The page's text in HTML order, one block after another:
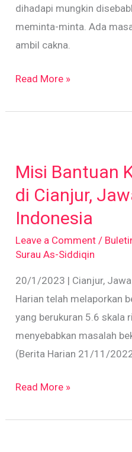
dihadapi mungkin
meminta-minta. Ada
ambil cakna.
Read More »
Misi Bantuan
di Cianjur,
Indonesia
Leave a Comment /
Surau As-Siddiqin
20/1/2023 | Cianjur,
Harian telah melaporkan
yang berukuran 5.6 skala
menyebabkan masalah
(Berita Harian 21/11/
Kemanusiaan
di
Cianjur,
Jawa
Barat.
Read More »